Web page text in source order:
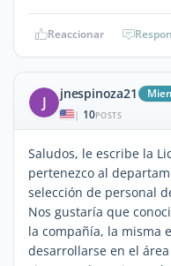
Reaccionar
J jnespinoza21
| 10POSTS
Saludos, le escribe la
pertenezco al
selección de personal
Nos gustaría que
la compañía, la misma
desarrollarse en el